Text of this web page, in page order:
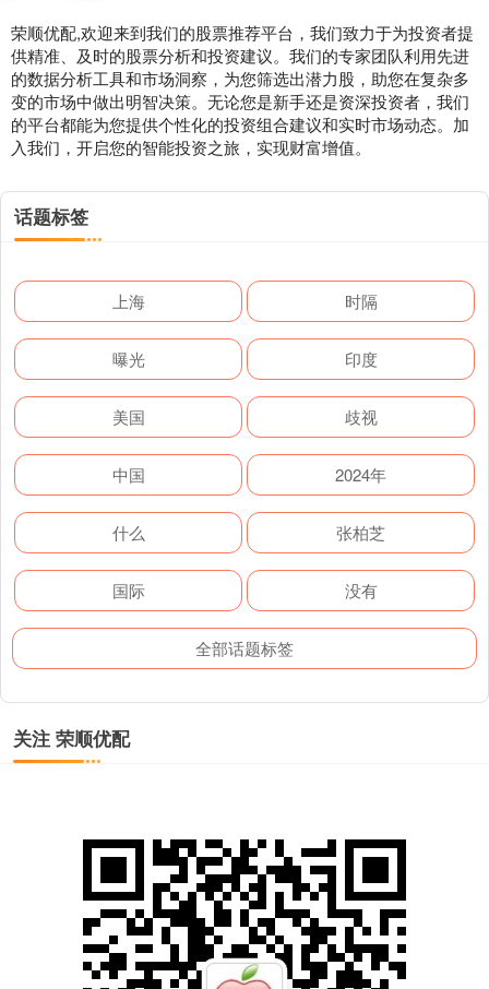
荣顺优配,欢迎来到我们的股票推荐平台，我们致力于为投资者提
供精准、及时的股票分析和投资建议。我们的专家团队利用先进
的数据分析工具和市场洞察，为您筛选出潜力股，助您在复杂多
变的市场中做出明智决策。无论您是新手还是资深投资者，我们
的平台都能为您提供个性化的投资组合建议和实时市场动态。加
入我们，开启您的智能投资之旅，实现财富增值。
话题标签
上海 时隔
曝光 印度
美国 歧视
中国 2024年
什么 张柏芝
国际 没有
全部话题标签
关注 荣顺优配